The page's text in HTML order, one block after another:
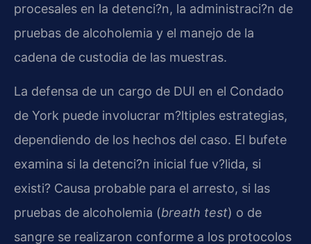
procesales en la detenci?n, la administraci?n de
pruebas de alcoholemia y el manejo de la
cadena de custodia de las muestras.
La defensa de un cargo de DUI en el Condado
de York puede involucrar m?ltiples estrategias,
dependiendo de los hechos del caso. El bufete
examina si la detenci?n inicial fue v?lida, si
existi? Causa probable para el arresto, si las
pruebas de alcoholemia (breath test) o de
sangre se realizaron conforme a los protocolos